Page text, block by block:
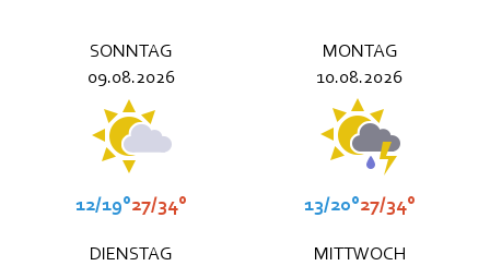
SONNTAG
09.08.2026
12/19°27/34°
MONTAG
10.08.2026
13/20°27/34°
DIENSTAG
MITTWOCH